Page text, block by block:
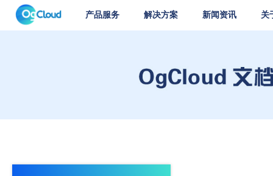
产品服务 解决方案 新闻资讯 关